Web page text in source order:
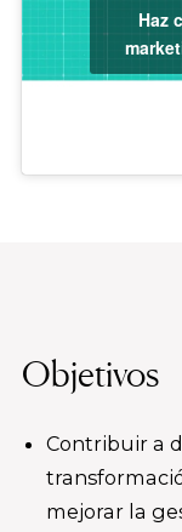
Haz
Objetivos
Contribuir a
mejorar la